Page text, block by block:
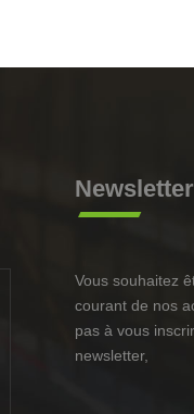
Newsletter
Vous souhaitez
courant de nos
pas à vous
newsletter,